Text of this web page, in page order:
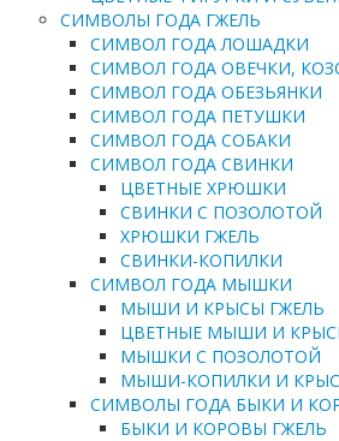
СИМВОЛЫ ГОДА ГЖЕЛЬ
СИМВОЛ ГОДА ЛОШАДКИ
СИМВОЛ ГОДА ОВЕЧКИ,
СИМВОЛ ГОДА ОБЕЗЬЯНКИ
СИМВОЛ ГОДА ПЕТУШКИ
СИМВОЛ ГОДА СОБАКИ
СИМВОЛ ГОДА СВИНКИ
ЦВЕТНЫЕ ХРЮШКИ
СВИНКИ С ПОЗОЛОТОЙ
ХРЮШКИ ГЖЕЛЬ
СВИНКИ-КОПИЛКИ
СИМВОЛ ГОДА МЫШКИ
МЫШИ И КРЫСЫ ГЖЕЛЬ
ЦВЕТНЫЕ МЫШИ И
МЫШКИ С ПОЗОЛОТОЙ
МЫШИ-КОПИЛКИ И
СИМВОЛЫ ГОДА БЫКИ И
БЫКИ И КОРОВЫ ГЖЕЛЬ